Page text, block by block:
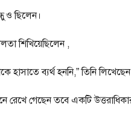
ছিলেন।
শিখিয়েছিলেন ,
ব্যর্থ হননি,” তিনি
রেখে গেছেন তবে একটি